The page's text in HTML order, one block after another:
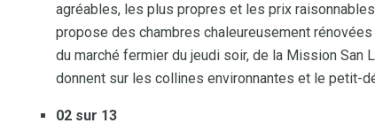
agréables, les plus propres et les prix
propose des chambres chaleureusement
du marché fermier du jeudi soir, de la Mission San
donnent sur les collines environnantes et le petit-
02 sur 13